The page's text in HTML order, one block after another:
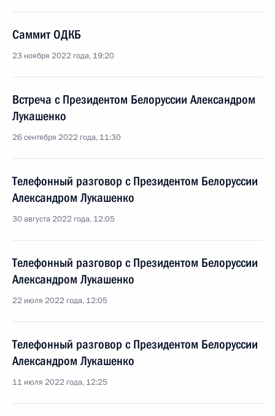
Саммит ОДКБ
23 ноября 2022 года, 19:20
Встреча с Президентом Белоруссии Александром
Лукашенко
26 сентября 2022 года, 11:30
Телефонный разговор с Президентом Белоруссии
Александром Лукашенко
30 августа 2022 года, 12:05
Телефонный разговор с Президентом Белоруссии
Александром Лукашенко
22 июля 2022 года, 12:05
Телефонный разговор с Президентом Белоруссии
Александром Лукашенко
11 июля 2022 года, 12:25